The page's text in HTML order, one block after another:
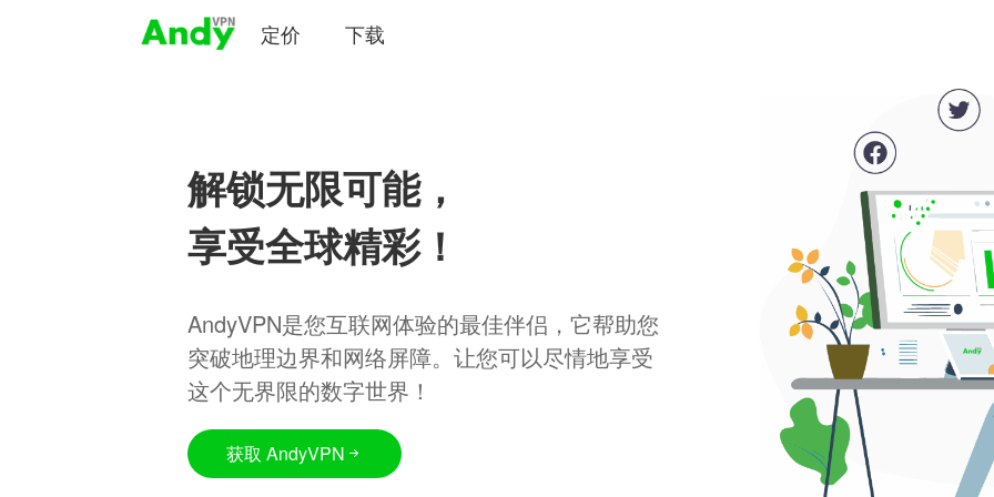
定价 下载
解锁无限可能，
享受全球精彩！
AndyVPN是您互联网体验的最佳伴侣，它帮助您
突破地理边界和网络屏障。让您可以尽情地享受
这个无界限的数字世界！
获取 AndyVPN